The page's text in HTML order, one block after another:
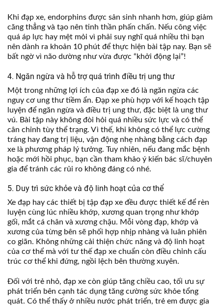
Khi đạp xe, endorphins được sản sinh nhanh hơn, giúp giảm
căng thẳng và tạo nên tinh thần phấn chấn. Nếu công việc
quá áp lực hay mệt mỏi vì phải suy nghĩ quá nhiều thì bạn
nên dành ra khoản 10 phút để thực hiện bài tập nay. Bạn sẽ
bất ngờ vì não dường như vừa được “khởi động lại”!
4. Ngăn ngừa và hỗ trợ quá trình điều trị ung thư
Một trong những lợi ích của đạp xe đó là ngăn ngừa các
nguy cơ ung thư tiềm ẩn. Đạp xe phù hợp với kế hoạch tập
luyện để ngăn ngừa và điều trị ung thư, đặc biệt là ung thư
vú. Bài tập này không đòi hỏi quá nhiều sức lực và có thể
cân chỉnh tùy thể trạng. Vì thế, khi không có thể lực cường
tráng hay đang trị liệu, vận động nhẹ nhàng bằng cách đạp
xe là phương pháp lý tưởng. Tuy nhiên, nếu đang mắc bệnh
hoặc mới hồi phục, bạn cần tham khảo ý kiến bác sĩ/chuyên
gia để tránh các rủi ro không đáng có nhé.
5. Duy trì sức khỏe và độ linh hoạt của cơ thể
Xe đạp hay các thiết bị tập đạp xe đều được thiết kế để rèn
luyện cùng lúc nhiều khớp, xương quan trọng như khớp
gối, mắt cá chân và xương chậu. Mỗi vòng đạp, khớp và
xương của từng bên sẽ phối hợp nhịp nhàng và luân phiên
co giãn. Không những cải thiện chức năng và độ linh hoạt
của cơ thể mà với tư thế đạp xe chuẩn còn điều chỉnh cấu
trúc cơ thể khi đứng, ngồi lệch bên thường xuyên.
Đối với trẻ nhỏ, đạp xe còn giúp tăng chiều cao, tối ưu sự
phát triển bên cạnh tác dụng tăng cường sức khỏe tổng
quát. Có thể thấy ở nhiều nước phát triển, trẻ em được gia